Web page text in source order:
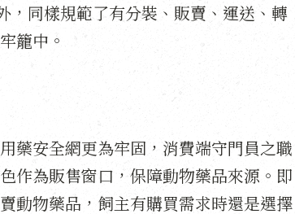
，同樣規範了有分裝、販賣、運送、轉
籠中。
藥安全網更為牢固，消費端守門員之職
作為販售窗口，保障動物藥品來源。即
動物藥品，飼主有購買需求時還是選擇